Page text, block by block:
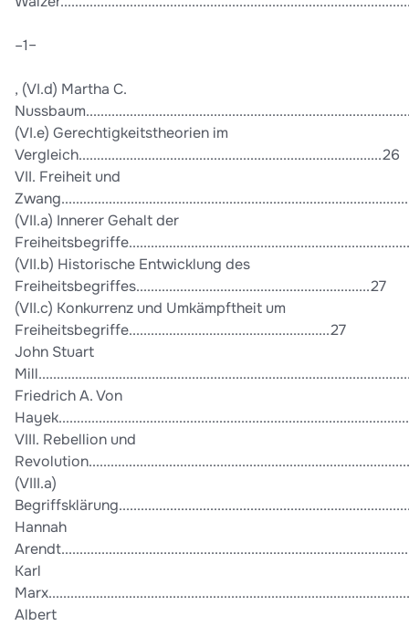
–1–
, (VI.d) Martha C.
(VI.e) Gerechtigkeitstheorien im
Vergleich...................................................................................26
VII. Freiheit und
(VII.a) Innerer Gehalt der
(VII.b) Historische Entwicklung des
Freiheitsbegriffes................................................................27
(VII.c) Konkurrenz und Umkämpftheit um
Freiheitsbegriffe.......................................................27
John Stuart
Friedrich A. Von
VIII. Rebellion und
(VIII.a)
Hannah
Karl
Albert